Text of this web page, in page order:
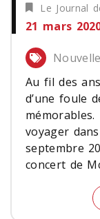
Le Journal
21 mars
Nouvelle
Au fil des
d’une foule
voyager
septembre
concert de